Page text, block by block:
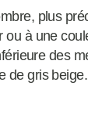
plus
à une
des
de gris beige.